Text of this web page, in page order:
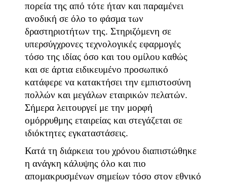
πορεία της από τότε ήταν και παραμένει
ανοδική σε όλο το φάσμα των
δραστηριοτήτων της. Στηριζόμενη σε
υπερσύγχρονες τεχνολογικές εφαρμογές
τόσο της ιδίας όσο και του ομίλου καθώς
και σε άρτια ειδικευμένο προσωπικό
κατάφερε να κατακτήσει την εμπιστοσύνη
πολλών και μεγάλων εταιρικών πελατών.
Σήμερα λειτουργεί με την μορφή
ομόρρυθμης εταιρείας και στεγάζεται σε
ιδιόκτητες εγκαταστάσεις.
Κατά τη διάρκεια του χρόνου διαπιστώθηκε
η ανάγκη κάλυψης όλο και πιο
απομακρυσμένων σημείων τόσο στον εθνικό